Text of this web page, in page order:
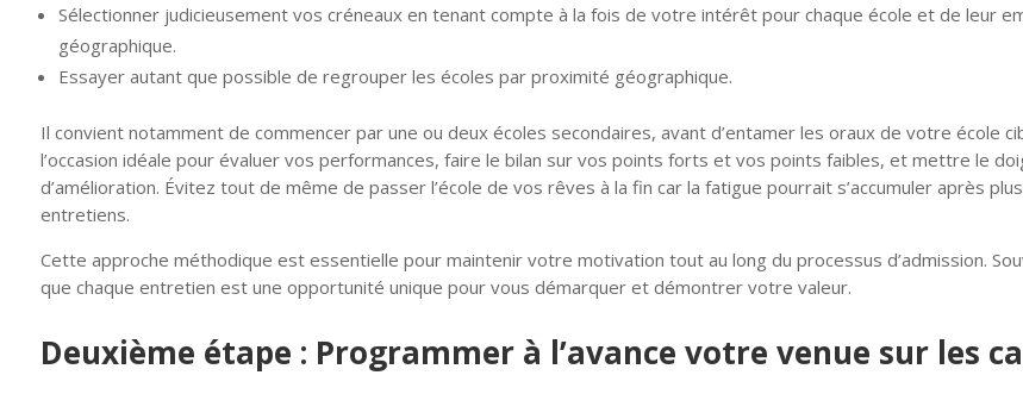
Sélectionner judicieusement vos créneaux en tenant compte à la fois de votre intérêt pour chaque école et de leur
géographique.
Essayer autant que possible de regrouper les écoles par proximité géographique.
Il convient notamment de commencer par une ou deux écoles secondaires, avant d’entamer les oraux de votre école
l’occasion idéale pour évaluer vos performances, faire le bilan sur vos points forts et vos points faibles, et mettre le
d’amélioration. Évitez tout de même de passer l’école de vos rêves à la fin car la fatigue pourrait s’accumuler après
entretiens.
Cette approche méthodique est essentielle pour maintenir votre motivation tout au long du processus d’admission.
que chaque entretien est une opportunité unique pour vous démarquer et démontrer votre valeur.
Deuxième étape : Programmer à l’avance votre venue sur les